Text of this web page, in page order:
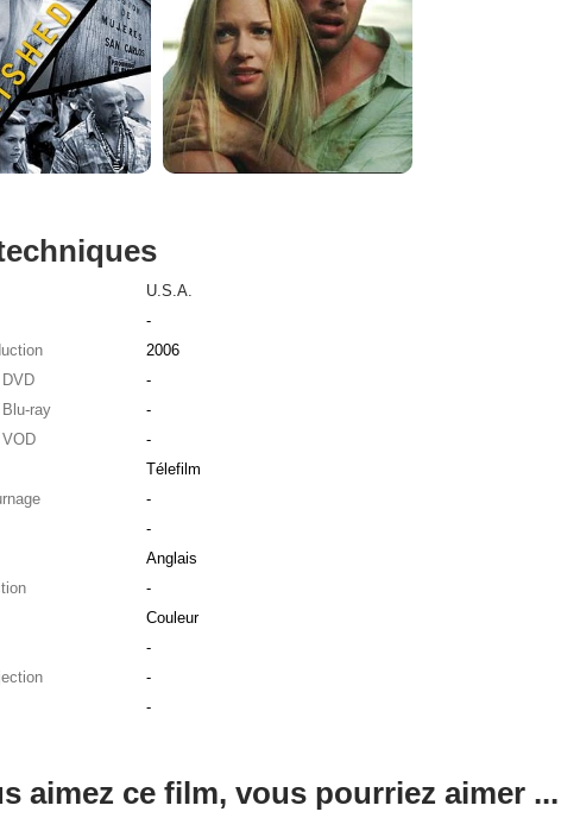
U.S.A.
-
2006
-
ray
-
-
Télefilm
-
-
Anglais
-
Couleur
-
-
-
aimez ce film, vous pourriez aimer ...